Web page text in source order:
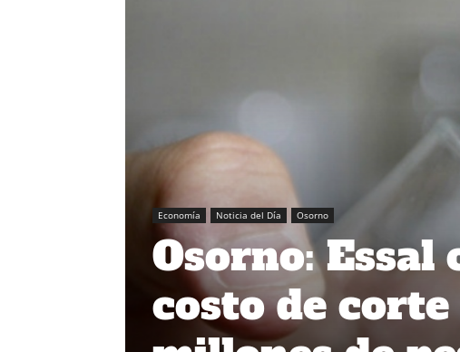
Economía Noticia del Día Osorno
Osorno:
costo de